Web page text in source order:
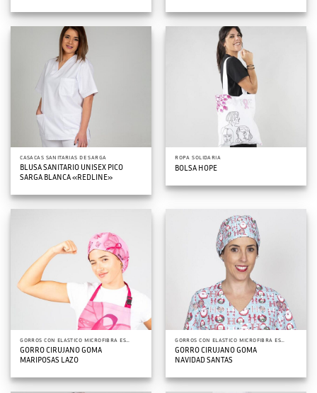
CASACAS SANITARIAS DE SARGA
BLUSA SANITARIO UNISEX PICO
SARGA BLANCA «REDLINE»
ROPA SOLIDARIA
BOLSA HOPE
GORROS CON ELASTICO MICROFIBRA ESTAMPADOS
GORRO CIRUJANO GOMA
MARIPOSAS LAZO
GORROS CON ELASTICO MICROFIBRA ESTAMPADOS
GORRO CIRUJANO GOMA
NAVIDAD SANTAS